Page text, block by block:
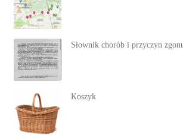
Słownik chorób i przyczyn
Koszyk